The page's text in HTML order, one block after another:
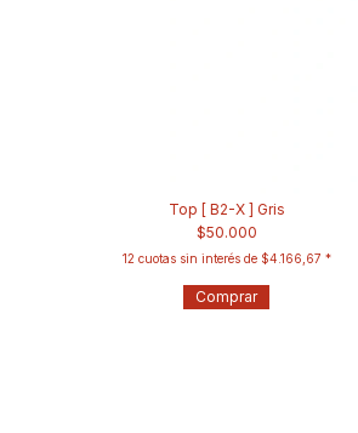
Top [ B2-X ] Gris
$50.000
12 cuotas sin interés de $4.166,67
Comprar